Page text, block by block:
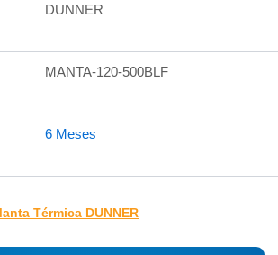
DUNNER
MANTA-120-500BLF
6 Meses
Térmica DUNNER